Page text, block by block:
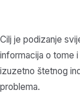
Cilj je podizanje
informacija o tome
izuzetno štetnog
problema.